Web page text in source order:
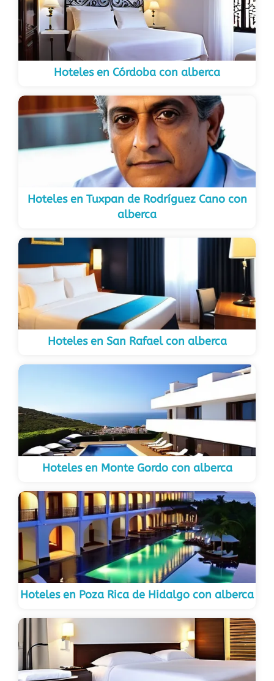
Hoteles en Córdoba con alberca
Hoteles en Tuxpan de Rodríguez Cano con
alberca
Hoteles en San Rafael con alberca
Hoteles en Monte Gordo con alberca
Hoteles en Poza Rica de Hidalgo con alberca